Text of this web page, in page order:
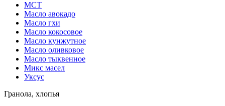
МСТ
Масло авокадо
Масло гхи
Масло кокосовое
Масло кунжутное
Масло оливковое
Масло тыквенное
Микс масел
Уксус
Гранола, хлопья